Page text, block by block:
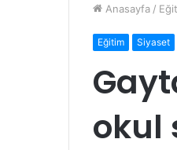
Anasayfa /
Eğitim Siyaset
okul